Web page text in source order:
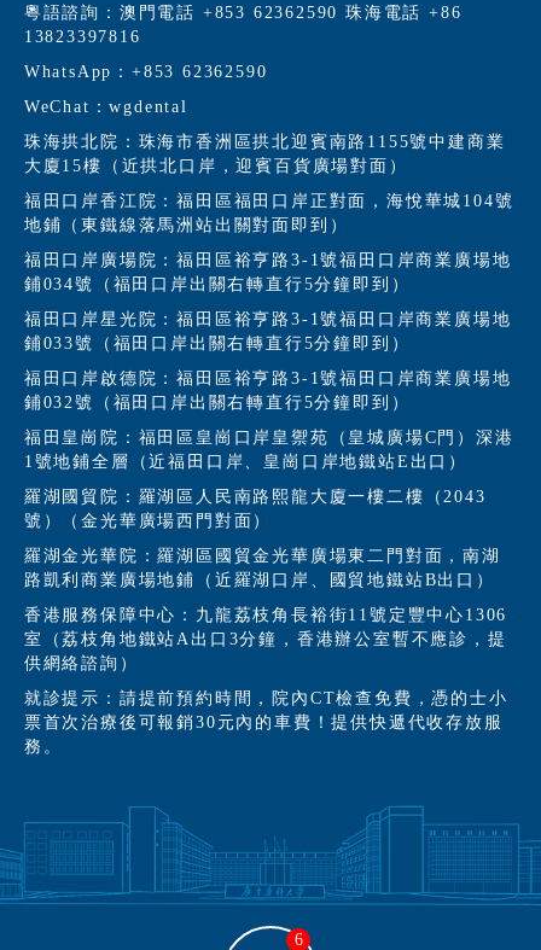
粵語諮詢：澳門電話 +853 62362590 珠海電話 +86
13823397816
WhatsApp：+853 62362590
WeChat：wgdental
珠海拱北院：珠海市香洲區拱北迎賓南路1155號中建商業
大廈15樓（近拱北口岸，迎賓百貨廣場對面）
福田口岸香江院：福田區福田口岸正對面，海悅華城104號
地鋪（東鐵線落馬洲站出關對面即到）
福田口岸廣場院：福田區裕亨路3-1號福田口岸商業廣場地
鋪034號（福田口岸出關右轉直行5分鐘即到）
福田口岸星光院：福田區裕亨路3-1號福田口岸商業廣場地
鋪033號（福田口岸出關右轉直行5分鐘即到）
福田口岸啟德院：福田區裕亨路3-1號福田口岸商業廣場地
鋪032號（福田口岸出關右轉直行5分鐘即到）
福田皇崗院：福田區皇崗口岸皇禦苑（皇城廣場C門）深港
1號地鋪全層（近福田口岸、皇崗口岸地鐵站E出口）
羅湖國貿院：羅湖區人民南路熙龍大廈一樓二樓（2043
號）（金光華廣場西門對面）
羅湖金光華院：羅湖區國貿金光華廣場東二門對面，南湖
路凱利商業廣場地鋪（近羅湖口岸、國貿地鐵站B出口）
香港服務保障中心：九龍荔枝角長裕街11號定豐中心1306
室（荔枝角地鐵站A出口3分鐘，香港辦公室暫不應診，提
供網絡諮詢）
就診提示：請提前預約時間，院內CT檢查免費，憑的士小
票首次治療後可報銷30元內的車費！提供快遞代收存放服
務。
6